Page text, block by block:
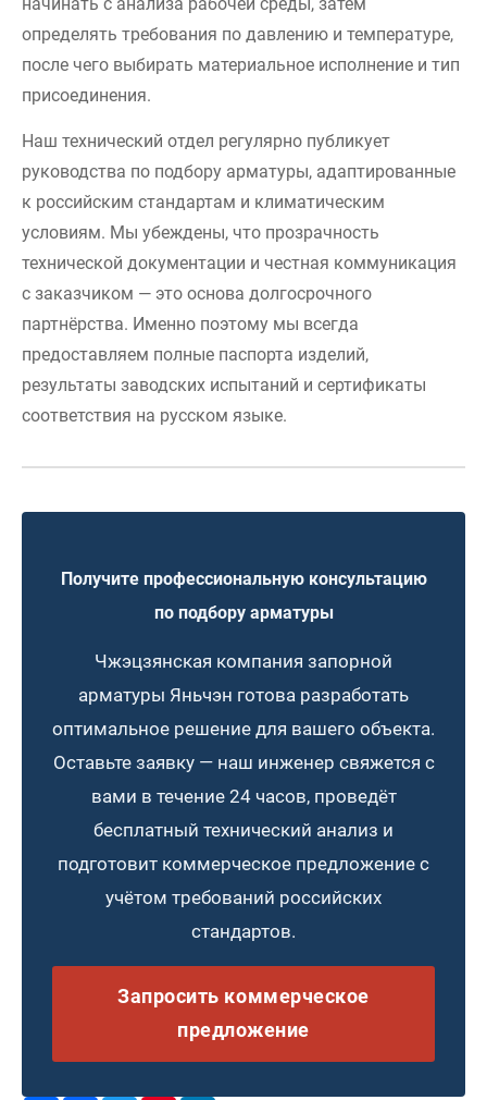
определять требования по давлению и температуре,
после чего выбирать материальное исполнение и тип
присоединения.
Наш технический отдел регулярно публикует
руководства по подбору арматуры, адаптированные
к российским стандартам и климатическим
условиям. Мы убеждены, что прозрачность
технической документации и честная коммуникация
с заказчиком — это основа долгосрочного
партнёрства. Именно поэтому мы всегда
предоставляем полные паспорта изделий,
результаты заводских испытаний и сертификаты
соответствия на русском языке.
Получите профессиональную консультацию
по подбору арматуры
Чжэцзянская компания запорной
арматуры Яньчэн готова разработать
оптимальное решение для вашего объекта.
Оставьте заявку — наш инженер свяжется с
вами в течение 24 часов, проведёт
бесплатный технический анализ и
подготовит коммерческое предложение с
учётом требований российских
стандартов.
Запросить коммерческое
предложение